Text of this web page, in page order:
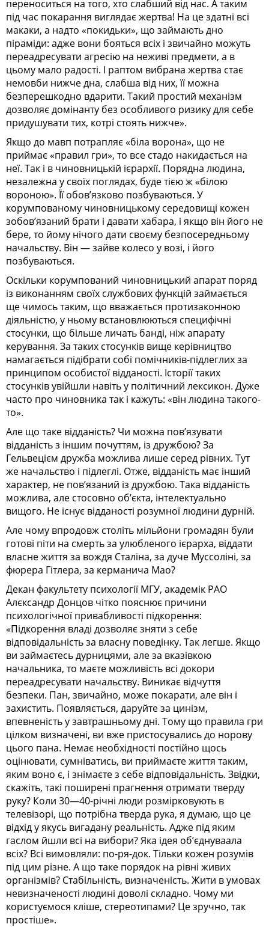
переноситься на того, хто слабший від нас. А таким
під час покарання виглядає жертва! На це здатні всі
макаки, а надто «покидьки», що займають дно
піраміди: адже вони бояться всіх і звичайно можуть
переадресувати агресію на неживі предмети, а в
цьому мало радості. І раптом вибрана жертва стає
немовби нижче дна, слабша від них, її можна
безперешкодно вдарити. Такий простий механізм
дозволяє домінанту без особливого ризику для себе
придушувати тих, котрі стоять нижче».
Якщо до мавп потрапляє «біла ворона», що не
приймає «правил гри», то все стадо накидається на
неї. Так і в чиновницькій ієрархії. Порядна людина,
незалежна у своїх поглядах, буде тією ж «білою
вороною». Її обов’язково позбуваються. У
корумпованому чиновницькому середовищі кожен
зобов’язаний брати і давати хабара, і якщо він його не
бере, то йому нічого дати своєму безпосередньому
начальству. Він — зайве колесо у возі, і його
позбуваються.
Оскільки корумпований чиновницький апарат поряд
із виконанням своїх службових функцій займається
ще чимось таким, що вважається протизаконною
діяльністю, у ньому встановлюються специфічні
стосунки, що більше личать банді, ніж апарату
керування. За таких стосунків вище керівництво
намагається підібрати собі помічників-підлеглих за
принципом особистої відданості. Історії таких
стосунків увійшли навіть у політичний лексикон. Дуже
часто про чиновника так і кажуть: «він людина такого-
то».
Але що таке відданість? Чи можна пов’язувати
відданість з іншим почуттям, із дружбою? За
Гельвецієм дружба можлива лише серед рівних. Тут
же начальство і підлеглі. Отже, відданість має інший
характер, не пов’язаний із дружбою. Така відданість
можлива, але стосовно об’єкта, інтелектуально
вищого. Не існує відданості розумної людини дурній.
Але чому впродовж століть мільйони громадян були
готові піти на смерть за улюбленого ієрарха, віддати
власне життя за вождя Сталіна, за дуче Муссоліні, за
фюрера Гітлера, за керманича Мао?
Декан факультету психології МГУ, академік РАО
Алєксандр Донцов чітко пояснює причини
психологічної привабливості підкорення:
«Підкорення владі дозволяє зняти з себе
відповідальність за власну поведінку. Так легше. Якщо
ви займаєтесь дурницями, але за вказівкою
начальника, то маєте можливість всі докори
переадресувати начальству. Виникає відчуття
безпеки. Пан, звичайно, може покарати, але він і
захистить. Появляється, даруйте за цинізм,
впевненість у завтрашньому дні. Тому що правила гри
цілком визначені, ви вже пристосувались до норову
цього пана. Немає необхідності постійно щось
оцінювати, сумніватись, ви приймаєте життя таким,
яким воно є, і знімаєте з себе відповідальність. Звідки,
скажіть, такі поширені прагнення отримати тверду
руку? Коли 30—40-річні люди розмірковують в
телевізорі, що потрібна тверда рука, я думаю, що це
відхід у якусь вигадану реальність. Адже під яким
гаслом йшли всі на вибори? Яка ідея об’єднуваала
всіх? Всі вимовляли: по-ря-док. Тільки кожен розумів
під цим різне. А що таке порядок на рівні живих
організмів? Стабільність, визначеність. Жити в умовах
невизначеності людині доволі складно. Чому ми
користуємося кліше, стереотипами? Це зручно, так
простіше».